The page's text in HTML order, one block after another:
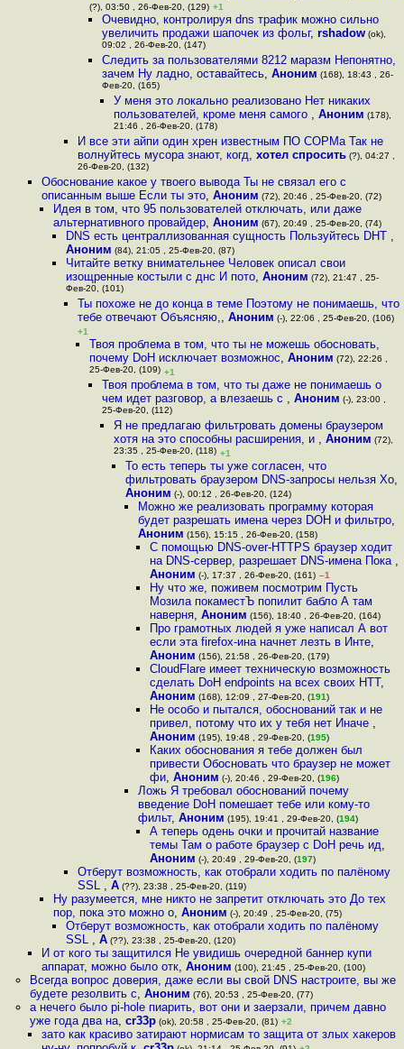
(?), 03:50 , 26-Фев-20, (129) +1
Очевидно, контролируя dns трафик можно сильно
увеличить продажи шапочек из фольг, rshadow(ok),
09:02 , 26-Фев-20, (147)
Следить за пользователями 8212 маразм Непонятно,
зачем Ну ладно, оставайтесь, Аноним (168), 18:43 , 26-
Фев-20, (165)
У меня это локально реализовано Нет никаких
пользователей, кроме меня самого , Аноним (178),
21:46 , 26-Фев-20, (178)
И все эти айпи один хрен известным ПО СОРМа Так не
волнуйтесь мусора знают, когд, хотел спросить(?), 04:27 ,
26-Фев-20, (132)
Обоснование какое у твоего вывода Ты не связал его с
описанным выше Если ты это, Аноним (72), 20:46 , 25-Фев-20, (72)
Идея в том, что 95 пользователей отключать, или даже
альтернативного провайдер,Аноним (67), 20:49 , 25-Фев-20, (74)
DNS есть централлизованная сущность Пользуйтесь DHT ,
Аноним (84), 21:05 , 25-Фев-20, (87)
Читайте ветку внимательнее Человек описал свои
изощренные костыли с днс И пото, Аноним (72), 21:47 , 25-
Фев-20, (101)
Ты похоже не до конца в теме Поэтому не понимаешь, что
тебе отвечают Объясняю,, Аноним (-), 22:06 , 25-Фев-20, (106)
+1
Твоя проблема в том, что ты не можешь обосновать,
почему DoH исключает возможнос,Аноним (72), 22:26 ,
25-Фев-20, (109) +1
Твоя проблема в том, что ты даже не понимаешь о
чем идет разговор, а влезаешь с , Аноним (-), 23:00 ,
25-Фев-20, (112)
Я не предлагаю фильтровать домены браузером
хотя на это способны расширения, и , Аноним (72),
23:35 , 25-Фев-20, (118) +1
То есть теперь ты уже согласен, что
фильтровать браузером DNS-запросы нельзя Хо,
Аноним (-), 00:12 , 26-Фев-20, (124)
Можно же реализовать программу которая
будет разрешать имена через DOH и фильтро,
Аноним (156), 15:15 , 26-Фев-20, (158)
С помощью DNS-over-HTTPS браузер ходит
на DNS-сервер, разрешает DNS-имена Пока ,
Аноним (-), 17:37 , 26-Фев-20, (161) –1
Ну что же, поживем посмотрим Пусть
Мозила покаместЪ попилит бабло А там
наверня, Аноним (156), 18:40 , 26-Фев-20, (164)
Про грамотных людей я уже написал А вот
если эта firefox-ина начнет лезть в Инте,
Аноним (156), 21:58 , 26-Фев-20, (179)
CloudFlare имеет техническую возможность
сделать DoH endpoints на всех своих HTT,
Аноним (168), 12:09 , 27-Фев-20, (191)
Не особо и пытался, обоснований так и не
привел, потому что их у тебя нет Иначе ,
Аноним (195), 19:48 , 29-Фев-20, (195)
Каких обоснования я тебе должен был
привести Обосновать что браузер не может
фи, Аноним (-), 20:46 , 29-Фев-20, (196)
Ложь Я требовал обоснований почему
введение DoH помешает тебе или кому-то
фильт, Аноним (195), 19:41 , 29-Фев-20, (194)
А теперь одень очки и прочитай название
темы Там о работе браузер с DoH речь ид,
Аноним (-), 20:49 , 29-Фев-20, (197)
Отберут возможность, как отобрали ходить по палёному
SSL , А(??), 23:38 , 25-Фев-20, (119)
Ну разумеется, мне никто не запретит отключать это До тех
пор, пока это можно о,Аноним (-), 20:49 , 25-Фев-20, (75)
Отберут возможность, как отобрали ходить по палёному
SSL , А(??), 23:38 , 25-Фев-20, (120)
И от кого ты защитился Не увидишь очередной баннер купи
аппарат, можно было отк, Аноним (100), 21:45 , 25-Фев-20, (100)
Всегда вопрос доверия, даже если вы свой DNS настроите, вы же
будете резолвить с, Аноним (76), 20:53 , 25-Фев-20, (77)
а нечего было pi-hole пиарить, вот они и заерзали, причем давно
уже года два на, cr33p(ok), 20:58 , 25-Фев-20, (81) +2
зато как красиво затирают нормисам то защита от злых хакеров